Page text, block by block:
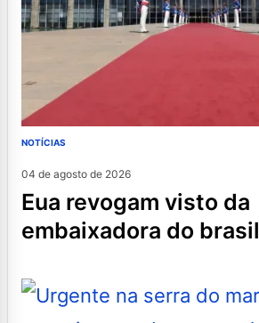
NOTÍCIAS
04 de agosto de 2026
eua revogam visto da
embaixadora do brasil